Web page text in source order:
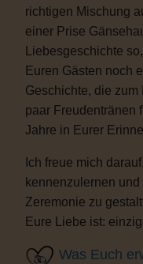
richtigen Mischung
einer Prise
Liebesgeschichte
Euren Gästen noch
Geschichte, die
paar Freudentränen
Jahre in Eurer
Ich freue mich
kennenzulernen
Zeremonie zu
Eure Liebe ist:
Was Euch